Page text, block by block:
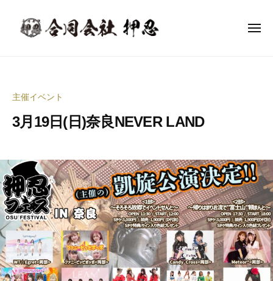
押
ベ
ン
画
制
作
・
イ
ベ
ン
ト
メ
主催イベント
3月19日(日)奈良NEVER LAND
0
2
3
年
2
2
2
日
y
合
同
会
社
忍
代
表
会